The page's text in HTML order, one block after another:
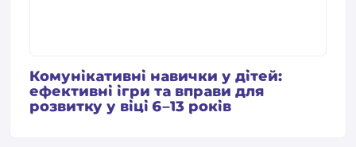
Комунікативні навички у дітей:
ефективні ігри та вправи для
розвитку у віці 6–13 років